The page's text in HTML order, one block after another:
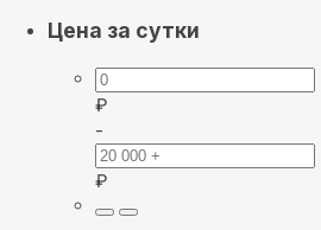
Цена за сутки
₽
-
₽